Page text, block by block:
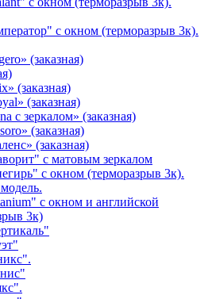
с окном (терморазрыв 3к).
(заказная)
(заказная)
(заказная)
с зеркалом» (заказная)
(заказная)
(заказная)
с матовым зеркалом
с окном (терморазрыв 3к).
с окном и английской
3к)